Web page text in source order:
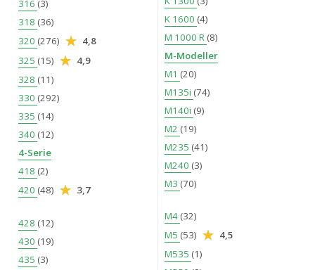
316 (3)
318 (36)
320 (276)
4,8
325 (15)
4,9
328 (11)
330 (292)
335 (14)
340 (12)
4-Serie
418 (2)
420 (48) 3,7
428 (12)
430 (19)
435 (3)
K 1600 (4)
M 1000 R (8)
M-Modeller
M1 (20)
M135i (74)
M140i (9)
M2 (19)
M235 (41)
M240 (3)
M3 (70)
M4 (32)
M5 (53)
4,5
M535 (1)